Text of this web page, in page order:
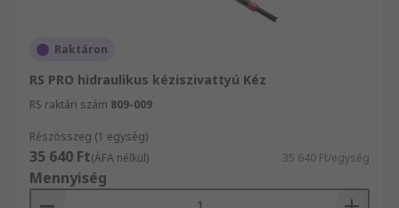
Raktáron
RS PRO hidraulikus kéziszivattyú Kéz
RS raktári szám 809-009
Részösszeg (1 egység)
35 640 Ft(ÁFA nélkül) 35 640 Ft/egység
Mennyiség